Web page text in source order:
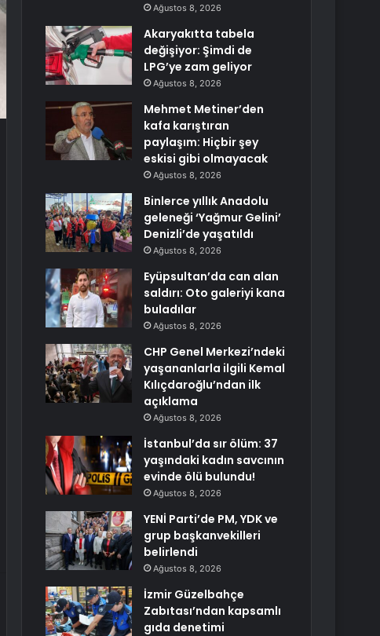
Ağustos 8, 2026
Akaryakıtta tabela
değişiyor: Şimdi de
LPG’ye zam geliyor
Ağustos 8, 2026
Mehmet Metiner’den
kafa karıştıran
paylaşım: Hiçbir şey
eskisi gibi olmayacak
Ağustos 8, 2026
Binlerce yıllık Anadolu
geleneği ‘Yağmur Gelini’
Denizli’de yaşatıldı
Ağustos 8, 2026
Eyüpsultan’da can alan
saldırı: Oto galeriyi kana
buladılar
Ağustos 8, 2026
CHP Genel Merkezi’ndeki
yaşananlarla ilgili Kemal
Kılıçdaroğlu’ndan ilk
açıklama
Ağustos 8, 2026
İstanbul’da sır ölüm: 37
yaşındaki kadın savcının
evinde ölü bulundu!
Ağustos 8, 2026
YENİ Parti’de PM, YDK ve
grup başkanvekilleri
belirlendi
Ağustos 8, 2026
İzmir Güzelbahçe
Zabıtası’ndan kapsamlı
gıda denetimi